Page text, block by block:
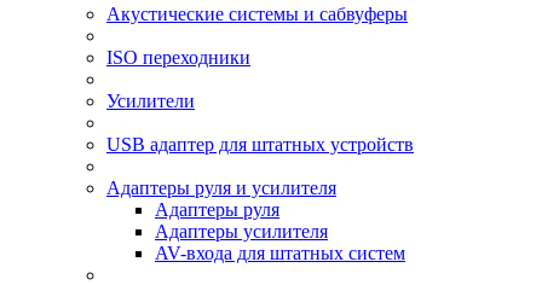
Акустические системы и сабвуферы
ISO переходники
Усилители
USB адаптер для штатных устройств
Адаптеры руля и усилителя
Адаптеры руля
Адаптеры усилителя
AV-входа для штатных систем